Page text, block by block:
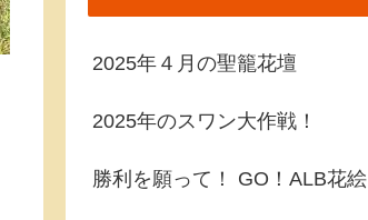
2025年４月の聖籠花壇
2025年のスワン大作戦！
勝利を願って！ GO！ALB花絵